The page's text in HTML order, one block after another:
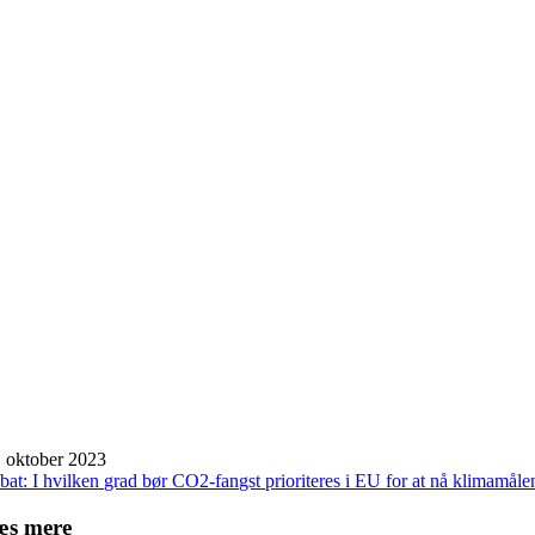
oktober 2023
I hvilken grad bør CO2-fangst prioriteres i EU for at nå
mere